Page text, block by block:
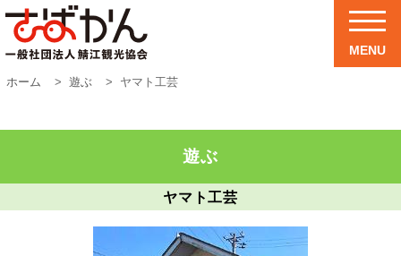
MENU
ホーム 遊ぶ ヤマト工芸
遊ぶ
ヤマト工芸